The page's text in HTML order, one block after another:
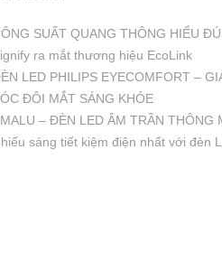
SUẤT QUANG THÔNG HIỂU
ra mắt thương hiệu EcoLink
LED PHILIPS EYECOMFORT –
ĐÔI MẮT SÁNG KHỎE
– ĐÈN LED ÂM TRẦN THÔNG
sáng tiết kiệm điện nhất với đèn